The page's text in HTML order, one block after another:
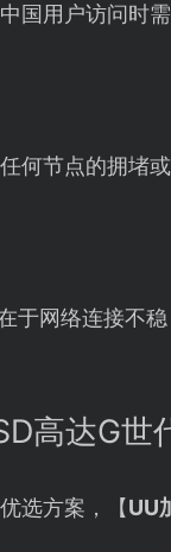
国用户访问时
何节点的拥堵
于网络连接不
高达G世
选方案，【UU